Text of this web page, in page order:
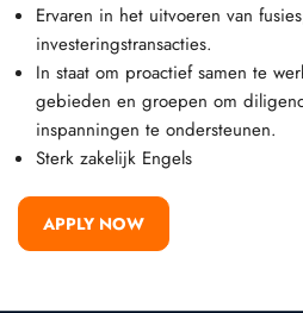
Ervaren in het uitvoeren van
investeringstransacties.
In staat om proactief samen te
gebieden en groepen om
inspanningen te ondersteunen.
Sterk zakelijk Engels
APPLY NOW